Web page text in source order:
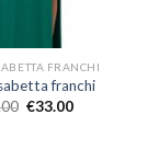
FRANCHI
franchi
€33.00